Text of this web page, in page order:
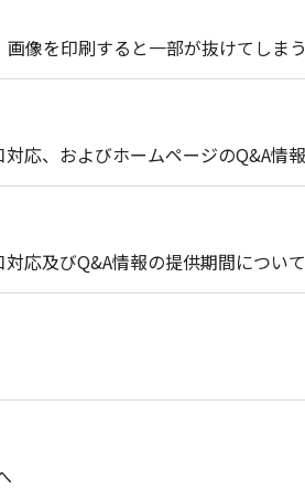
像を印刷すると一部が抜けてしま
応、およびホームページのQ&A情
応及びQ&A情報の提供期間について